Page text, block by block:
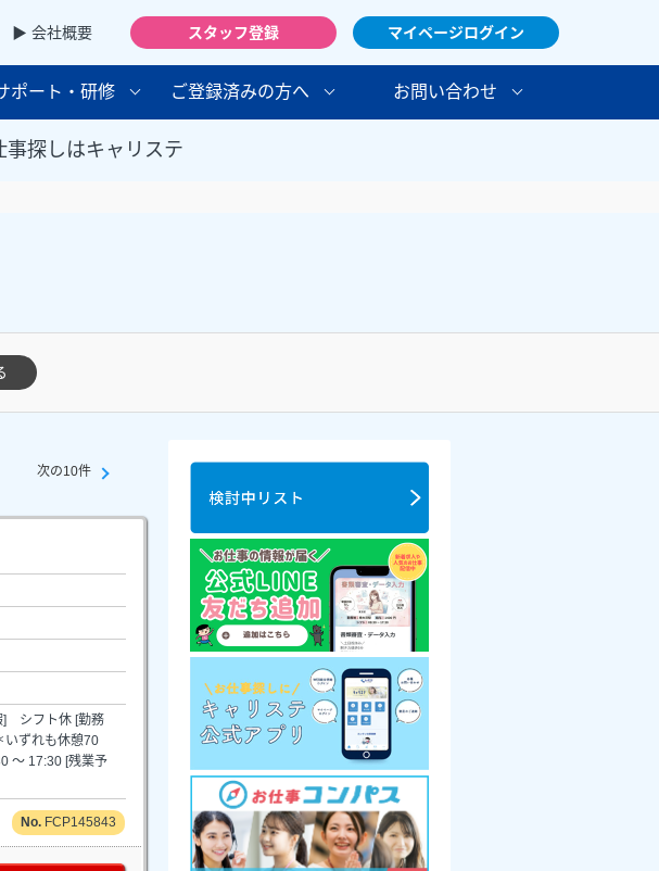
▶ 会社概要 スタッフ登録 マイページログイン
ポート・研修 ご登録済みの方へ お問い合わせ
探しはキャリステ
次の10件
シフト休 [勤務
ずれも休憩70
～ 17:30 [残業予
FCP145843